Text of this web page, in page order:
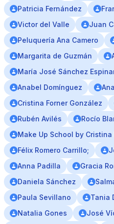
Patricia Fernández
Victor del Valle
Juan
Peluquería Ana Camero
Margarita de Guzmán
María José Sánchez
Anabel Domínguez
Cristina Forner González
Rubén Avilés
Rocío
Make Up School by Cristina
Félix Romero Carrillo;
Anna Padilla
Gracia
Daniela Sánchez
Paula Sevillano
Tania
Natalia Gones
José